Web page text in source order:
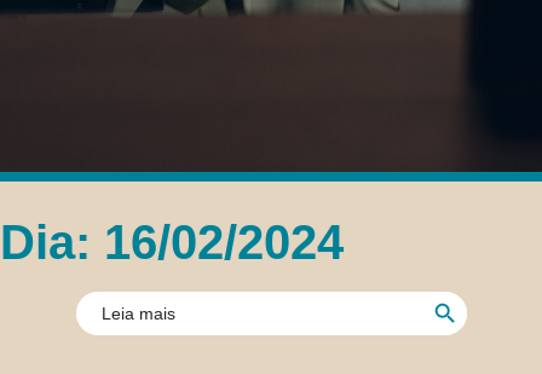
Dia: 16/02/2024
Search
for:
Search Button